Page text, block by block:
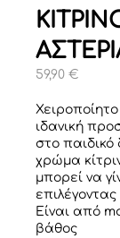
59,90 €
ιδανική
στο παιδικό
χρώμα
μπορεί να
Είναι από
βάθος